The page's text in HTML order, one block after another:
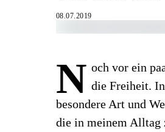
08.07.2019
N och vor ein
die Freiheit.
besondere Art und
die in meinem Alltag